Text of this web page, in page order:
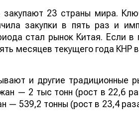
закупают 23 страны мира.
закупки в пять раз и
стал рынок Китая. Если в
месяцев текущего года КНР
и другие традиционные
— 2 тыс тонн (рост в 22,6
— 539,2 тонны (рост в 23,4